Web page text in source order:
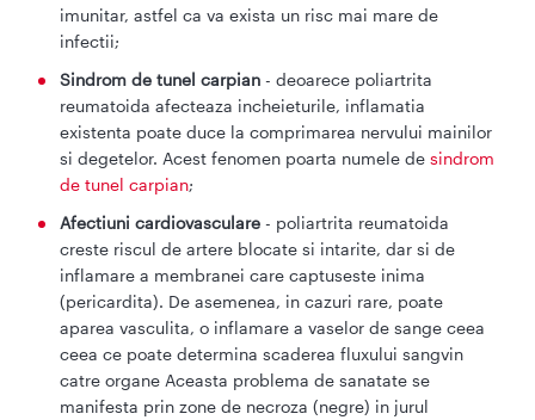
imunitar, astfel ca va exista un risc mai mare de
infectii;
Sindrom de tunel carpian - deoarece poliartrita
reumatoida afecteaza incheieturile, inflamatia
existenta poate duce la comprimarea nervului mainilor
si degetelor. Acest fenomen poarta numele desindrom
de tunel carpian;
Afectiuni cardiovasculare - poliartrita reumatoida
creste riscul de artere blocate si intarite, dar si de
inflamare a membranei care captuseste inima
(pericardita). De asemenea, in cazuri rare, poate
aparea vasculita, o inflamare a vaselor de sange ceea
ceea ce poate determina scaderea fluxului sangvin
catre organe Aceasta problema de sanatate se
manifesta prin zone de necroza (negre) in jurul